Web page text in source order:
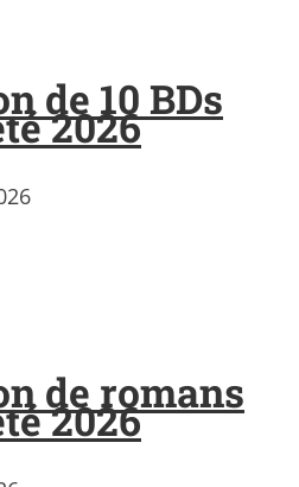
de 10 BDs
2026
de romans
2026